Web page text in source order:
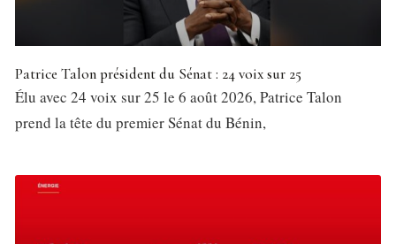
Patrice Talon président du Sénat : 24 voix sur 25
Élu avec 24 voix sur 25 le 6 août 2026, Patrice Talon
prend la tête du premier Sénat du Bénin,